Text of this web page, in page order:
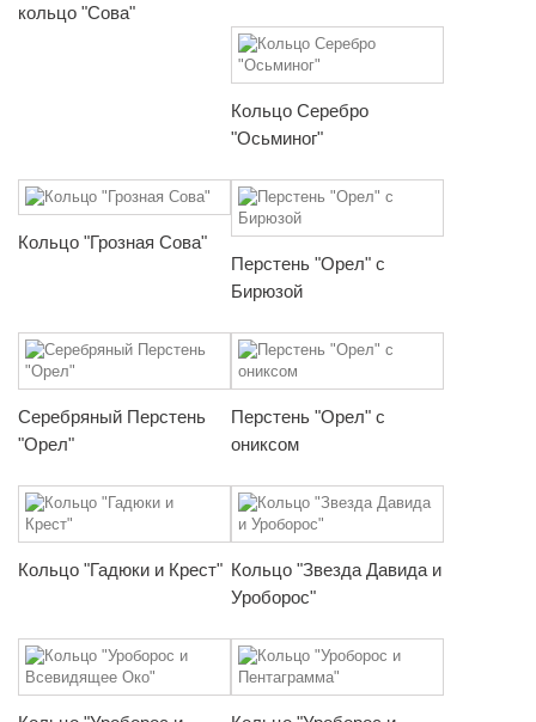
кольцо "Сова"
Кольцо Серебро
"Осьминог"
Кольцо "Грозная Сова"
Перстень "Орел" с
Бирюзой
Серебряный Перстень
"Орел"
Перстень "Орел" с
ониксом
Кольцо "Гадюки и Крест" Кольцо "Звезда Давида и
Уроборос"